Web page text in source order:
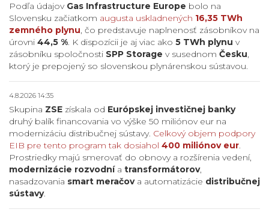
Podľa údajov Gas Infrastructure Europe bolo na
Slovensku začiatkom augusta uskladnených 16,35 TWh
zemného plynu, čo predstavuje naplnenosť zásobníkov na
úrovni 44,5 %. K dispozícii je aj viac ako 5 TWh plynu v
zásobníku spoločnosti SPP Storage v susednom Česku,
ktorý je prepojený so slovenskou plynárenskou sústavou.
4.8.2026 14:35
Skupina ZSE získala od Európskej investičnej banky
druhý balík financovania vo výške 50 miliónov eur na
modernizáciu distribučnej sústavy. Celkový objem podpory
EIB pre tento program tak dosiahol 400 miliónov eur.
Prostriedky majú smerovať do obnovy a rozšírenia vedení,
modernizácie rozvodnía transformátorov,
nasadzovania smart meračov a automatizácie distribučnej
sústavy.